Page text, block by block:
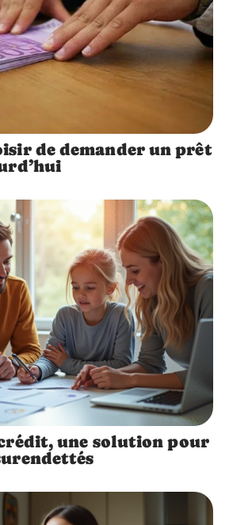
de demander un prêt
une solution pour